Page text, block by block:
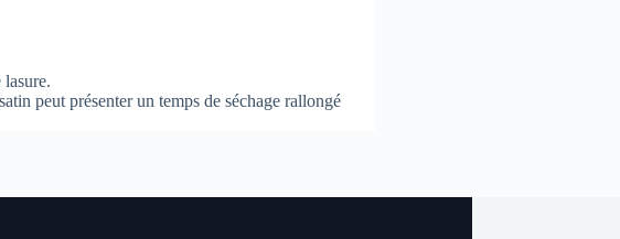
lasure.
peut présenter un temps de séchage rallongé